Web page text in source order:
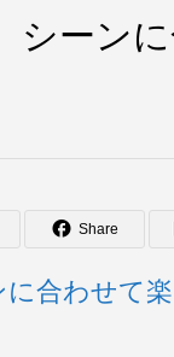
シーン
Share
に合わせて